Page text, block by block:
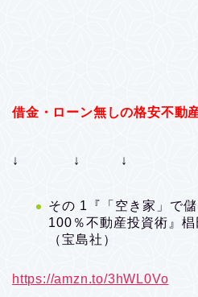
借金・ローン無しの格安不動
↓ ↓ ↓
その 1『「空き家」で
100％不動産投資術』
（宝島社）
https://amzn.to/3hWL0Vo